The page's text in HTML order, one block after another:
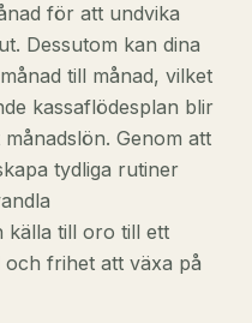
för att undvika
Dessutom kan dina
till månad, vilket
kassaflödesplan blir
Genom att
tydliga rutiner
källa till oro till ett
frihet att växa på